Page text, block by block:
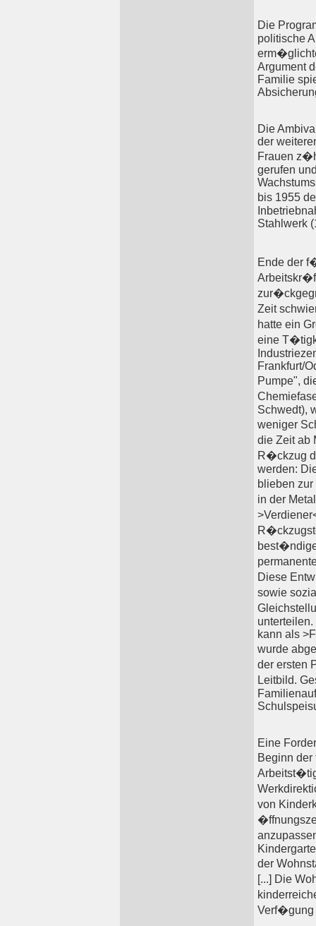
Die
politische
Argument
Familie
Die
der
Frauen
gerufen
bis 1955
Stahlwerk
Ende der
Zeit
hatte ein
eine
Frankfurt/
Pumpe",
Schwedt),
weniger
die Zeit ab
R�ckzug
werden:
blieben
in der
Diese
sowie
kann als
wurde
der ersten
Leitbild.
Eine
Beginn
von
der
[...] Die
Verf�gung